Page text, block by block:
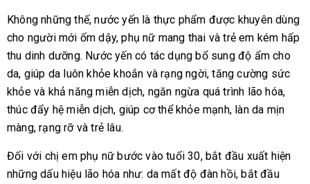
Không những thế, nước yến là thực phẩm được khuyên dùng
cho người mới ốm dậy, phụ nữ mang thai và trẻ em kém hấp
thu dinh dưỡng. Nước yến có tác dụng bổ sung độ ẩm cho
da, giúp da luôn khỏe khoắn và rạng ngời, tăng cường sức
khỏe và khả năng miễn dịch, ngăn ngừa quá trình lão hóa,
thúc đẩy hệ miễn dịch, giúp cơ thể khỏe mạnh, làn da mịn
màng, rạng rỡ và trẻ lâu.
Đối với chị em phụ nữ bước vào tuổi 30, bắt đầu xuất hiện
những dấu hiệu lão hóa như: da mất độ đàn hồi, bắt đầu